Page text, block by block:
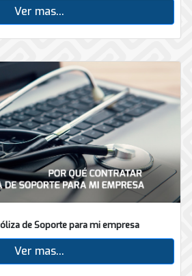
Ver mas...
de Soporte para mi empresa
Ver mas...